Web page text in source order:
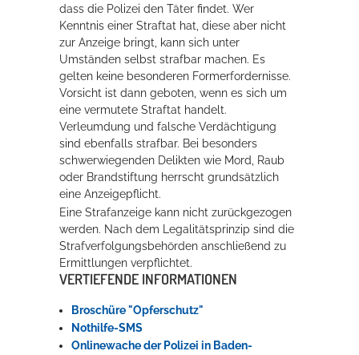
dass die Polizei den Täter findet. Wer
Kenntnis einer Straftat hat, diese aber nicht
zur Anzeige bringt, kann sich unter
Umständen selbst strafbar machen. Es
gelten keine besonderen Formerfordernisse.
Vorsicht ist dann geboten, wenn es sich um
eine vermutete Straftat handelt.
Verleumdung und falsche Verdächtigung
sind ebenfalls strafbar. Bei besonders
schwerwiegenden Delikten wie Mord, Raub
oder Brandstiftung herrscht grundsätzlich
eine Anzeigepflicht.
Eine Strafanzeige kann nicht zurückgezogen
werden. Nach dem Legalitätsprinzip sind die
Strafverfolgungsbehörden anschließend zu
Ermittlungen verpflichtet.
VERTIEFENDE INFORMATIONEN
Broschüre "Opferschutz"
Nothilfe-SMS
Onlinewache der Polizei in Baden-